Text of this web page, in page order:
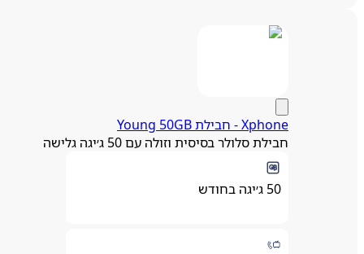
Xphone - חבילת Young 50GB
חבילת סלולר בסיסית וזולה עם 50 ג׳יגה גלישה